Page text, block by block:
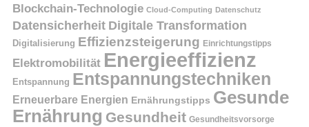
Blockchain-Technologie Cloud-Computing Datenschutz
Datensicherheit Digitale Transformation
Digitalisierung Effizienzsteigerung Einrichtungstipps
Elektromobilität Energieeffizienz
Entspannung Entspannungstechniken
Erneuerbare Energien Ernährungstipps Gesunde
Ernährung Gesundheit Gesundheitsvorsorge